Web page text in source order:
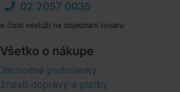
02 2057 0035
číslo neslúži na objednaní tovaru
Všetko o nákupe
podmienky
dopravy a platby